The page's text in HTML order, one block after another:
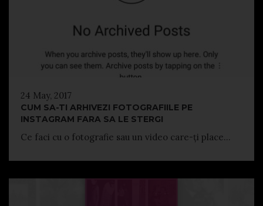
24 May, 2017
CUM SA-TI ARHIVEZI FOTOGRAFIILE PE
INSTAGRAM FARA SA LE STERGI
Ce faci cu o fotografie sau un video care-ți place...